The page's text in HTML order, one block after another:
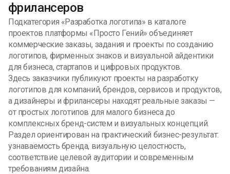
фрилансеров
Подкатегория «Разработка логотипа» в каталоге
проектов платформы «Просто Гений» объединяет
коммерческие заказы, задания и проекты по созданию
логотипов, фирменных знаков и визуальной айдентики
для бизнеса, стартапов и цифровых продуктов.
Здесь заказчики публикуют проекты на разработку
логотипов для компаний, брендов, сервисов и продуктов,
а дизайнеры и фрилансеры находят реальные заказы —
от простых логотипов для малого бизнеса до
комплексных бренд-систем и визуальных концепций.
Раздел ориентирован на практический бизнес-результат:
узнаваемость бренда, визуальную целостность,
соответствие целевой аудитории и современным
требованиям дизайна.